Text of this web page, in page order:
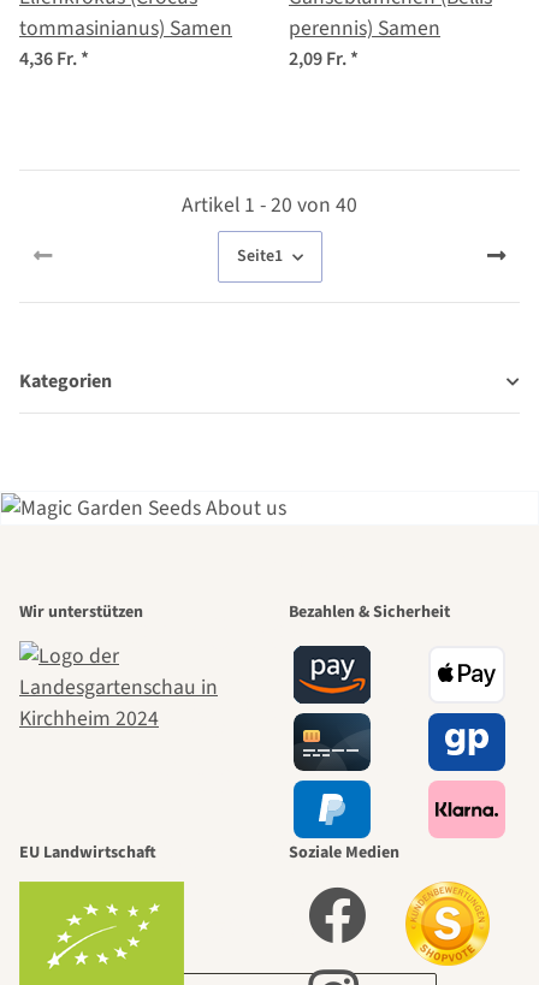
tommasinianus) Samen
4,36 Fr.*
perennis) Samen
2,09 Fr.*
Artikel 1 - 20 von 40
Seite1
Kategorien
schönsten
Wege zu uns
selbst führt
durch den
Garten
Wir unterstützen Bezahlen & Sicherheit
EU Landwirtschaft Soziale Medien